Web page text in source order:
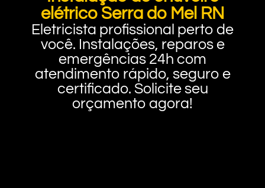
elétrico Serra do Mel RN
Eletricista profissional perto de
você. Instalações, reparos e
emergências 24h com
atendimento rápido, seguro e
certificado. Solicite seu
orçamento agora!